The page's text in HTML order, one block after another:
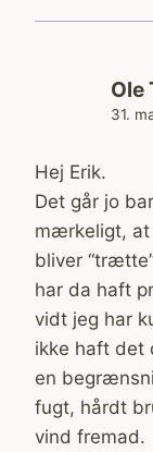
Ole
31.
Hej Erik.
Det går jo
mærkeligt, at
bliver
har da haft
vidt jeg har
ikke haft det
en
fugt, hårdt
vind fremad.